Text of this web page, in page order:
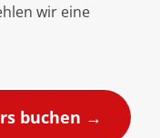
wir eine
buchen →